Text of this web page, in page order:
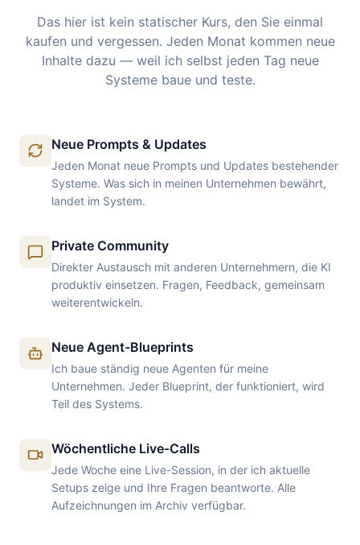
Das hier ist kein statischer Kurs, den Sie einmal
kaufen und vergessen. Jeden Monat kommen neue
Inhalte dazu — weil ich selbst jeden Tag neue
Systeme baue und teste.
Neue Prompts & Updates
Jeden Monat neue Prompts und Updates bestehender
Systeme. Was sich in meinen Unternehmen bewährt,
landet im System.
Private Community
Direkter Austausch mit anderen Unternehmern, die KI
produktiv einsetzen. Fragen, Feedback, gemeinsam
weiterentwickeln.
Neue Agent-Blueprints
Ich baue ständig neue Agenten für meine
Unternehmen. Jeder Blueprint, der funktioniert, wird
Teil des Systems.
Wöchentliche Live-Calls
Jede Woche eine Live-Session, in der ich aktuelle
Setups zeige und Ihre Fragen beantworte. Alle
Aufzeichnungen im Archiv verfügbar.